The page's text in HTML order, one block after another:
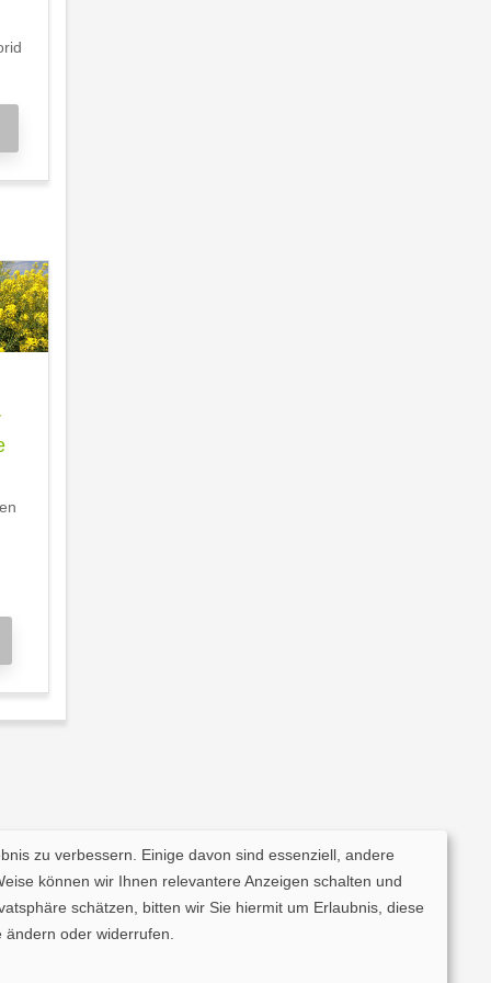
zu verbessern. Einige davon sind essenziell, andere
können wir Ihnen relevantere Anzeigen schalten und
schätzen, bitten wir Sie hiermit um Erlaubnis, diese
oder widerrufen.